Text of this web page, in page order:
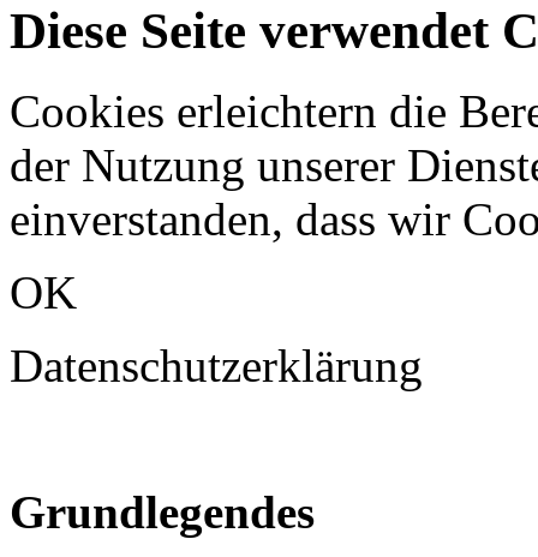
Diese Seite verwendet
Cookies erleichtern die
der Nutzung unserer
einverstanden, dass wir
OK
Datenschutzerklärung
Grundlegendes